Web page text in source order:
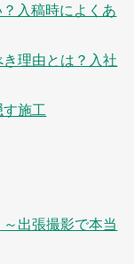
入稿時によくあ
理由とは？入社
す施工
出張撮影で本当